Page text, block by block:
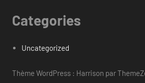
Categories
Uncategorized
Thème WordPress : Harrison par